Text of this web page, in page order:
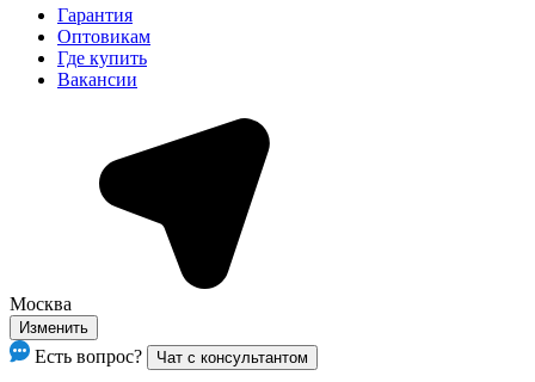
Гарантия
Оптовикам
Где купить
Вакансии
Москва
Изменить
Есть вопрос? Чат с консультантом